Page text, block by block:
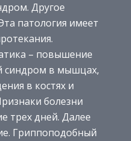
Другое
патология имеет
– повышение
синдром в мышцах,
в костях и
болезни
трех дней. Далее
Гриппоподобный